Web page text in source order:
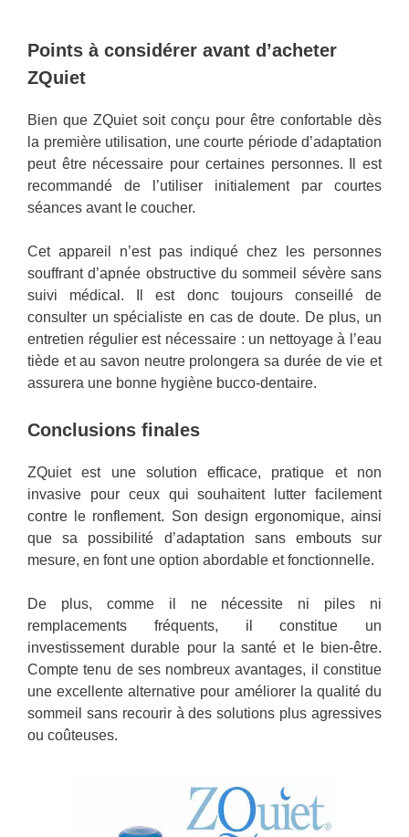
Points à considérer avant d’acheter
ZQuiet
Bien que ZQuiet soit conçu pour être confortable dès
la première utilisation, une courte période d’adaptation
peut être nécessaire pour certaines personnes. Il est
recommandé de l’utiliser initialement par courtes
séances avant le coucher.
Cet appareil n’est pas indiqué chez les personnes
souffrant d’apnée obstructive du sommeil sévère sans
suivi médical. Il est donc toujours conseillé de
consulter un spécialiste en cas de doute. De plus, un
entretien régulier est nécessaire : un nettoyage à l’eau
tiède et au savon neutre prolongera sa durée de vie et
assurera une bonne hygiène bucco-dentaire.
Conclusions finales
ZQuiet est une solution efficace, pratique et non
invasive pour ceux qui souhaitent lutter facilement
contre le ronflement. Son design ergonomique, ainsi
que sa possibilité d’adaptation sans embouts sur
mesure, en font une option abordable et fonctionnelle.
De plus, comme il ne nécessite ni piles ni
remplacements fréquents, il constitue un
investissement durable pour la santé et le bien-être.
Compte tenu de ses nombreux avantages, il constitue
une excellente alternative pour améliorer la qualité du
sommeil sans recourir à des solutions plus agressives
ou coûteuses.